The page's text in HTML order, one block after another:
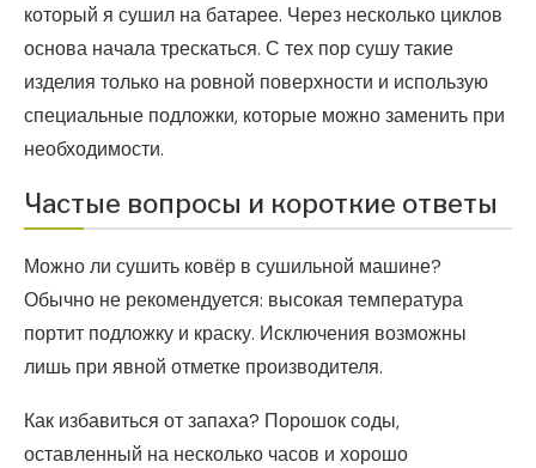
который я сушил на батарее. Через несколько циклов
основа начала трескаться. С тех пор сушу такие
изделия только на ровной поверхности и использую
специальные подложки, которые можно заменить при
необходимости.
Частые вопросы и короткие ответы
Можно ли сушить ковёр в сушильной машине?
Обычно не рекомендуется: высокая температура
портит подложку и краску. Исключения возможны
лишь при явной отметке производителя.
Как избавиться от запаха? Порошок соды,
оставленный на несколько часов и хорошо